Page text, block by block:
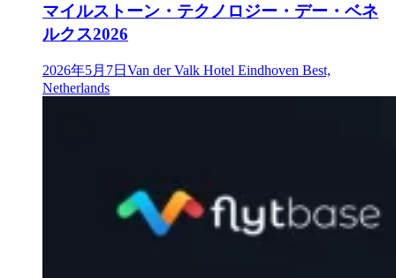
マイルストーン・テクノロジー・デー・ベネ
ルクス2026
2026年5月7日 Van der Valk Hotel Eindhoven Best,
Netherlands